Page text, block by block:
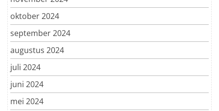
oktober 2024
september 2024
augustus 2024
juli 2024
juni 2024
mei 2024